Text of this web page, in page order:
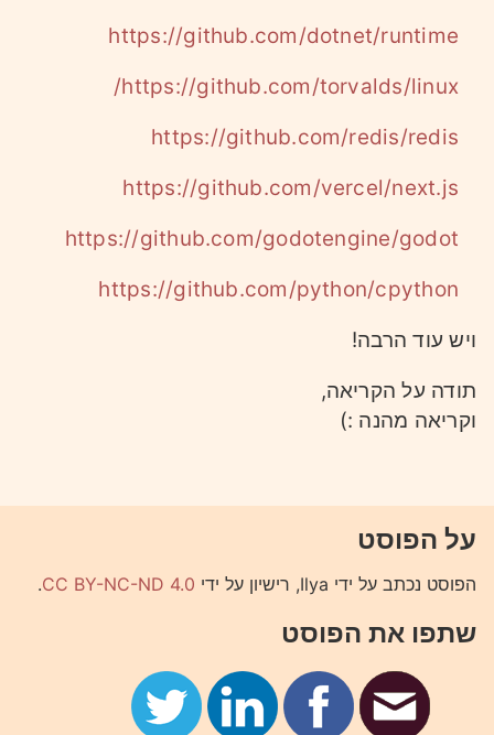
https://github.com/dotnet/runtime
https://github.com/torvalds/linux/
https://github.com/redis/redis
https://github.com/vercel/next.js
https://github.com/godotengine/godot
https://github.com/python/cpython
ויש עוד הרבה!
תודה על הקריאה,
וקריאה מהנה :)
על הפוסט
הפוסט נכתב על ידי Ilya, רישיון על ידי CC BY-NC-ND 4.0
.
שתפו את הפוסט